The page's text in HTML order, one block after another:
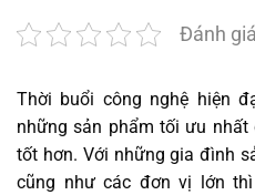
Đánh
Thời buổi công nghệ hiện
những sản phẩm tối ưu
tốt hơn. Với những gia đình
cũng như các đơn vị lớn